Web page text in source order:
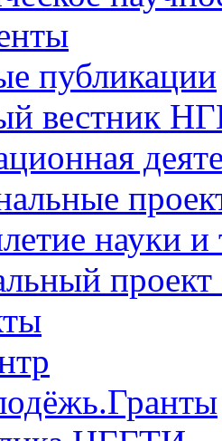
публикации
вестник
науки и